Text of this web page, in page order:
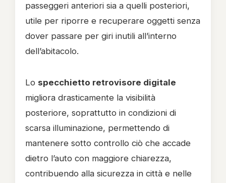
passeggeri anteriori sia a quelli posteriori,
utile per riporre e recuperare oggetti senza
dover passare per giri inutili all’interno
dell’abitacolo.
Lo specchietto retrovisore digitale
migliora drasticamente la visibilità
posteriore, soprattutto in condizioni di
scarsa illuminazione, permettendo di
mantenere sotto controllo ciò che accade
dietro l’auto con maggiore chiarezza,
contribuendo alla sicurezza in città e nelle